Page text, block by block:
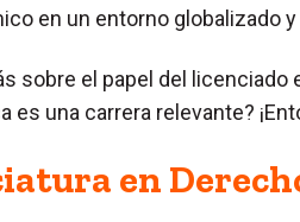
en un entorno globalizado y
sobre el papel del licenciado
es una carrera relevante?
en